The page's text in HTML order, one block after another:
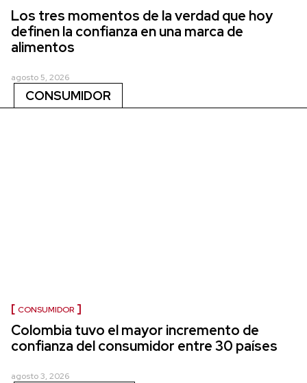
Los tres momentos de la verdad que hoy
definen la confianza en una marca de
alimentos
agosto 5, 2026
CONSUMIDOR
CONSUMIDOR
Colombia tuvo el mayor incremento de
confianza del consumidor entre 30 países
agosto 3, 2026